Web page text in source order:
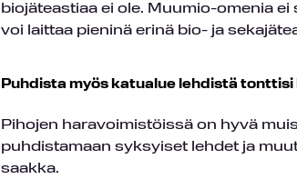
biojäteastiaa ei ole. Muumio-omenia
voi laittaa pieninä erinä bio- ja
Puhdista myös katualue lehdistä
Pihojen haravoimistöissä on hyvä
puhdistamaan syksyiset lehdet ja
saakka.